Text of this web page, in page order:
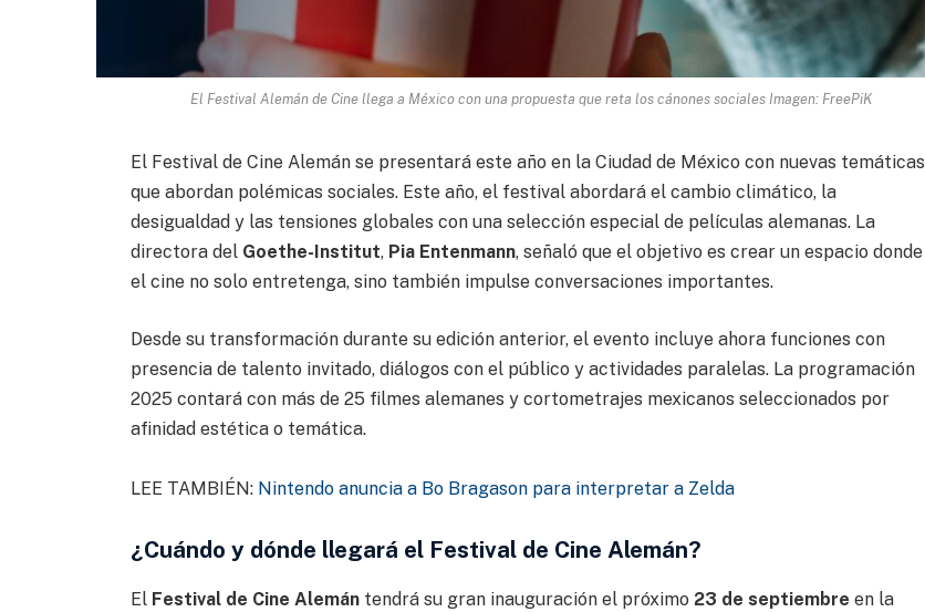
El Festival Alemán de Cine llega a México con una propuesta que reta los cánones sociales Imagen: FreePiK
El Festival de Cine Alemán se presentará este año en la Ciudad de México con nuevas temáticas
que abordan polémicas sociales. Este año, el festival abordará el cambio climático, la
desigualdad y las tensiones globales con una selección especial de películas alemanas. La
directora del Goethe-Institut, Pia Entenmann, señaló que el objetivo es crear un espacio donde
el cine no solo entretenga, sino también impulse conversaciones importantes.
Desde su transformación durante su edición anterior, el evento incluye ahora funciones con
presencia de talento invitado, diálogos con el público y actividades paralelas. La programación
2025 contará con más de 25 filmes alemanes y cortometrajes mexicanos seleccionados por
afinidad estética o temática.
LEE TAMBIÉN: Nintendo anuncia a Bo Bragason para interpretar a Zelda
¿Cuándo y dónde llegará el Festival de Cine Alemán?
El Festival de Cine Alemántendrá su gran inauguración el próximo23 de septiembre en la